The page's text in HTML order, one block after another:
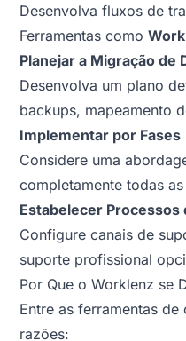
Desenvolva fluxos de
Ferramentas como
Planejar a Migração de
Desenvolva um plano
backups, mapeamento
Implementar por Fases
Considere uma
completamente todas
Estabelecer Processos
Configure canais de
suporte profissional
Por Que o Worklenz se
Entre as ferramentas
razões: